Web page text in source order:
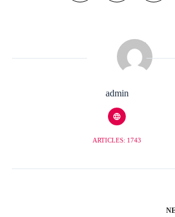
admin
ARTICLES: 1743